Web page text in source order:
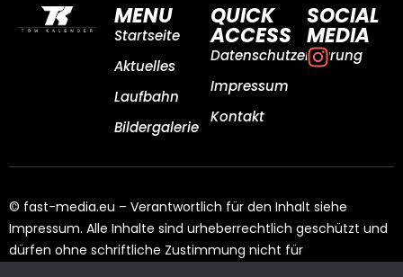
MENU
Startseite
Aktuelles
Laufbahn
Bildergalerie
QUICK
ACCESS
Datenschutzerklärung
Impressum
Kontakt
SOCIAL
MEDIA
© fast-media.eu – Verantwortlich für den Inhalt siehe
Impressum. Alle Inhalte sind urheberrechtlich geschützt und
dürfen ohne schriftliche Zustimmung nicht für